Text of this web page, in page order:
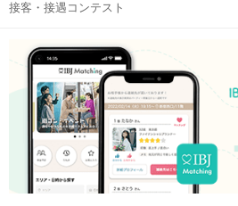
接客・接遇コンテスト